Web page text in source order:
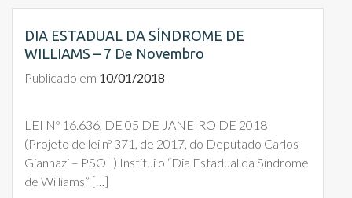
DIA ESTADUAL DA SÍNDROME DE
WILLIAMS – 7 De Novembro
Publicado em 10/01/2018
LEI Nº 16.636, DE 05 DE JANEIRO DE 2018
(Projeto de lei nº 371, de 2017, do Deputado Carlos
Giannazi – PSOL) Institui o “Dia Estadual da Síndrome
de Williams” […]